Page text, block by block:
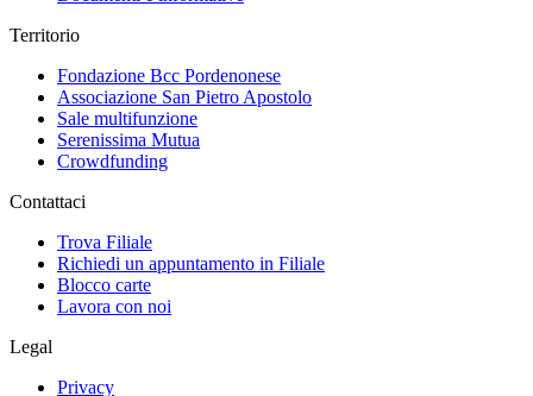
Territorio
Fondazione Bcc Pordenonese
Associazione San Pietro Apostolo
Sale multifunzione
Serenissima Mutua
Crowdfunding
Contattaci
Trova Filiale
Richiedi un appuntamento in Filiale
Blocco carte
Lavora con noi
Legal
Privacy